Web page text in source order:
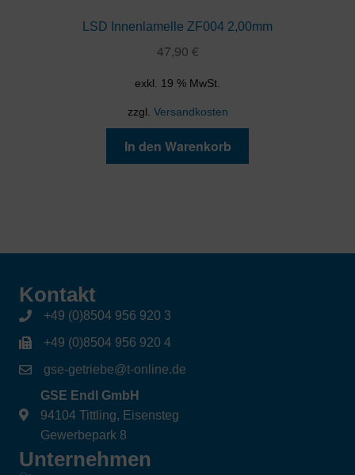
LSD Innenlamelle ZF004 2,00mm
47,90 €
exkl. 19 % MwSt.
zzgl. Versandkosten
In den Warenkorb
Kontakt
+49 (0)8504 956 920 3
+49 (0)8504 956 920 4
gse-getriebe@t-online.de
GSE Endl GmbH
94104 Tittling, Eisensteg
Gewerbepark 8
Unternehmen